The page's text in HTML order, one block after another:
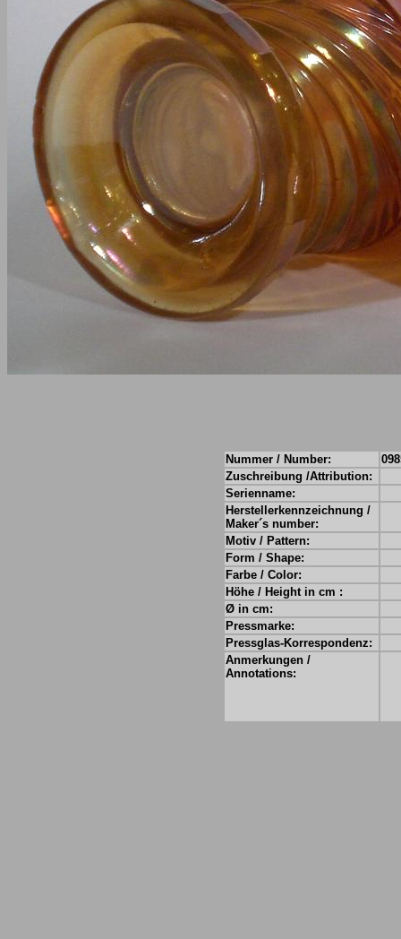
Nummer / Number:
Zuschreibung /Attribution:
Serienname:
Herstellerkennzeichnung /
Maker´s number:
Motiv / Pattern:
Form / Shape:
Farbe / Color:
Höhe / Height in cm :
Ø in cm:
Pressmarke:
Pressglas-Korrespondenz:
Anmerkungen /
Annotations: